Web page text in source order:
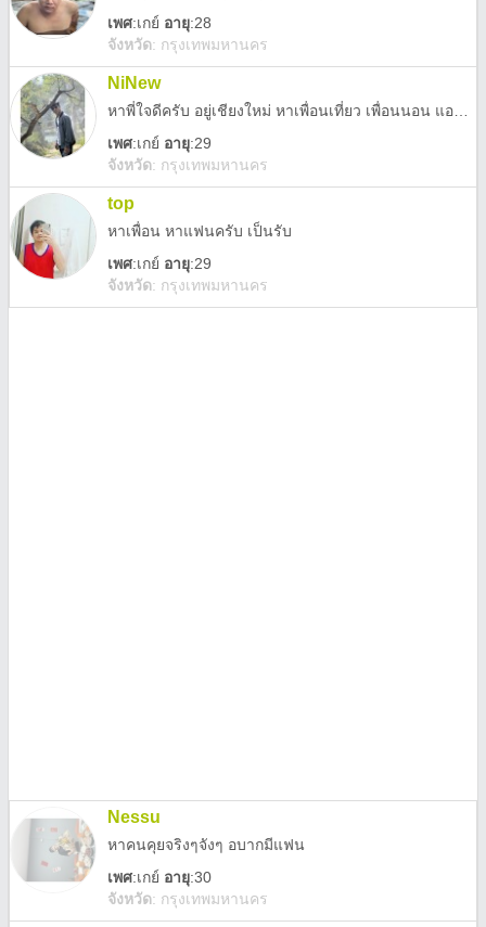
เพศ:เกย์ อายุ:28
จังหวัด: กรุงเทพมหานคร
NiNew
เพศ:เกย์ อายุ:29
จังหวัด: กรุงเทพมหานคร
top
หาเพื่อน หาแฟนครับ เป็นรับ
เพศ:เกย์ อายุ:29
จังหวัด: กรุงเทพมหานคร
Nessu
หาคนคุยจริงๆจังๆ อบากมีแฟน
เพศ:เกย์ อายุ:30
จังหวัด: กรุงเทพมหานคร